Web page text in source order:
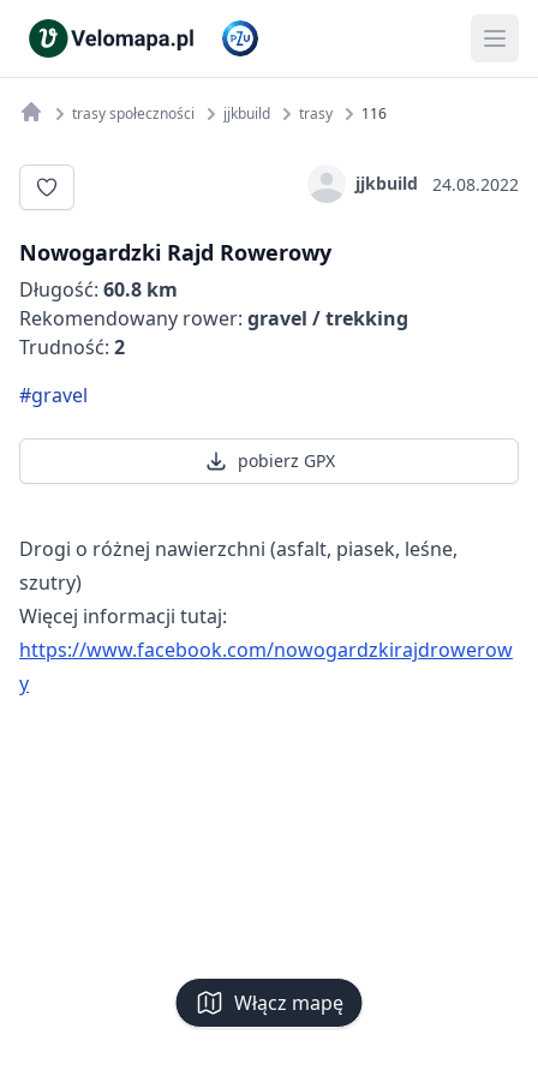
Włącz mapę
trasy społeczności jjkbuild trasy 116
jjkbuild 24.08.2022
Nowogardzki Rajd Rowerowy
Długość: 60.8 km
Rekomendowany rower: gravel / trekking
Trudność: 2
#gravel
pobierz GPX
Drogi o różnej nawierzchni (asfalt, piasek, leśne,
szutry)
Więcej informacji tutaj:
https://www.facebook.com/nowogardzkirajdrowerow
y